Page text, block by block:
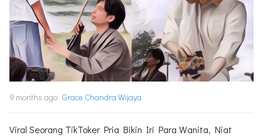
9 months ago Grace Chandra Wijaya
Viral Seorang TikToker Pria Bikin Iri Para Wanita, Niat